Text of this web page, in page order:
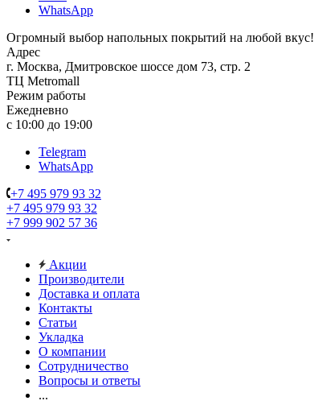
WhatsApp
Огромный выбор напольных покрытий на любой вкус!
Адрес
г. Москва, Дмитровское шоссе дом 73, стр. 2
ТЦ Metromall
Режим работы
Ежедневно
с 10:00 до 19:00
Telegram
WhatsApp
+7 495 979 93 32
+7 495 979 93 32
+7 999 902 57 36
Акции
Производители
Доставка и оплата
Контакты
Статьи
Укладка
О компании
Сотрудничество
Вопросы и ответы
...